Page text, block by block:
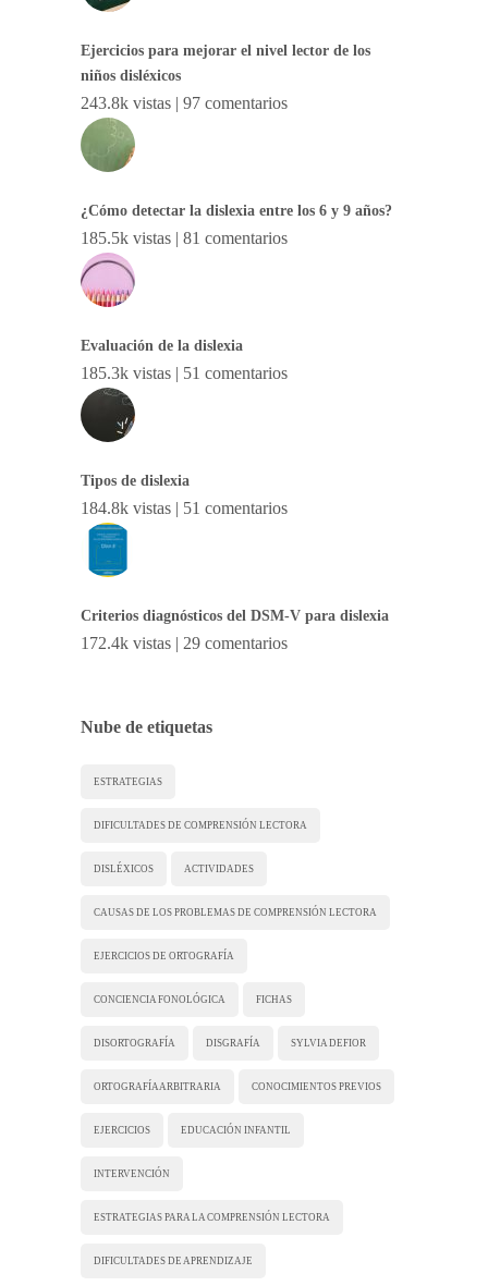
Ejercicios para mejorar el nivel lector de los
niños disléxicos
243.8k vistas | 97 comentarios
¿Cómo detectar la dislexia entre los 6 y 9 años?
185.5k vistas | 81 comentarios
Evaluación de la dislexia
185.3k vistas | 51 comentarios
Tipos de dislexia
184.8k vistas | 51 comentarios
Criterios diagnósticos del DSM-V para dislexia
172.4k vistas | 29 comentarios
Nube de etiquetas
ESTRATEGIAS
DIFICULTADES DE COMPRENSIÓN LECTORA
DISLÉXICOS ACTIVIDADES
CAUSAS DE LOS PROBLEMAS DE COMPRENSIÓN LECTORA
EJERCICIOS DE ORTOGRAFÍA
CONCIENCIA FONOLÓGICA FICHAS
DISORTOGRAFÍA DISGRAFÍA SYLVIA DEFIOR
ORTOGRAFÍA ARBITRARIA CONOCIMIENTOS PREVIOS
EJERCICIOS EDUCACIÓN INFANTIL
INTERVENCIÓN
ESTRATEGIAS PARA LA COMPRENSIÓN LECTORA
DIFICULTADES DE APRENDIZAJE